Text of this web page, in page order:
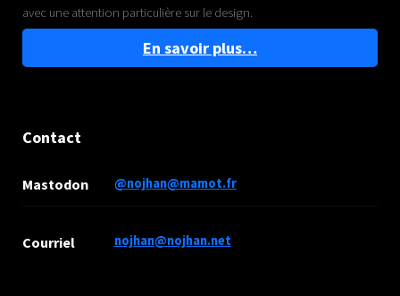
avec une attention particulière sur le design.
En savoir plus…
Contact
Mastodon @nojhan@mamot.fr
Courriel nojhan@nojhan.net